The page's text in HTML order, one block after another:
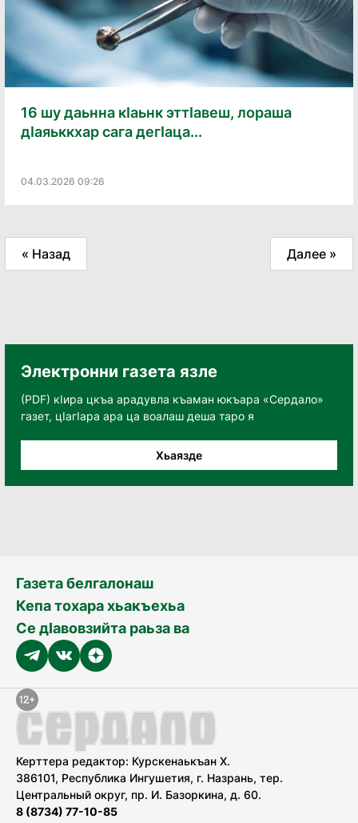
16 шу даьнна кӏаьнк эттӏавеш, лораша
дӏаяьккхар сага дегӏаца...
04.03.2026 09:26
« Назад Далее »
Электронни газета язле
(PDF) кӀира цкъа арадувла къаман юкъара «Сердало»
газет, цӀагӀара ара ца воалаш деша таро я
Хьаязде
Газета белгалонаш
Кепа тохара хьакъехьа
Се дӀавовзийта раьза ва
Керттера редактор: Курскенаькъан Х.
386101, Республика Ингушетия, г. Назрань, тер.
Центральный округ, пр. И. Базоркина, д. 60.
8 (8734) 77-10-85